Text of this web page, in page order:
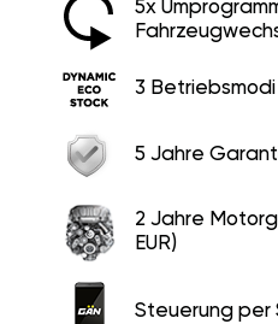
5x
3 Betriebsmodi
5 Jahre
2 Jahre
EUR)
Steuerung per